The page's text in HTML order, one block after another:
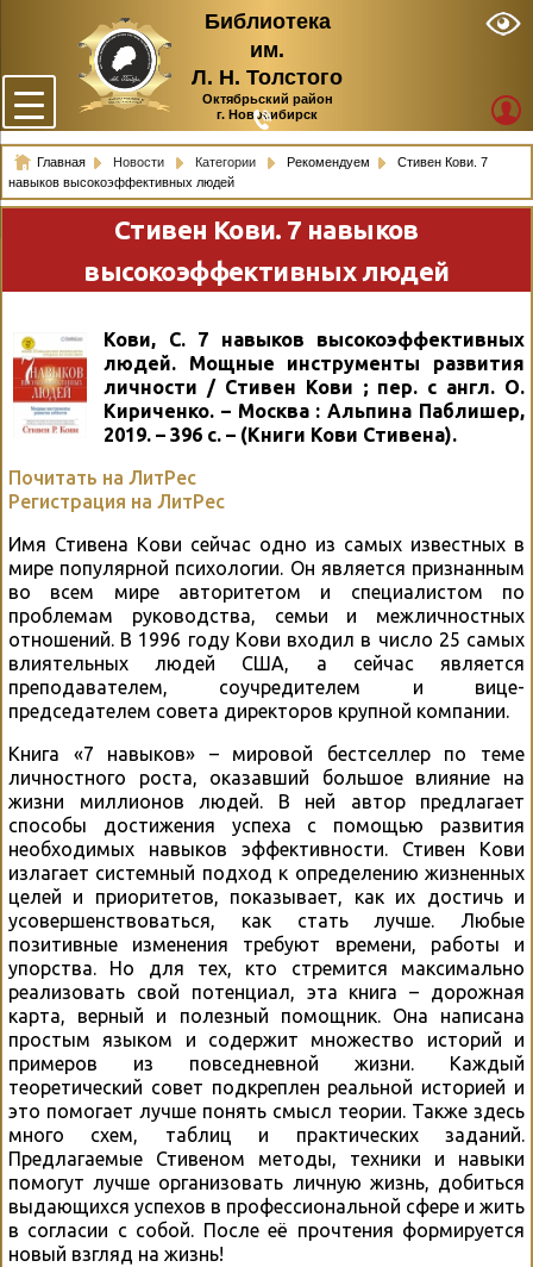
Библиотека
им.
Л. Н. Толстого
Октябрьский район
г. Новосибирск
Главная Новости Категории Рекомендуем
Стивен Кови. 7
навыков высокоэффективных людей
Стивен Кови. 7 навыков
высокоэффективных людей
Кови, С. 7 навыков высокоэффективных
людей. Мощные инструменты развития
личности / Стивен Кови ; пер. с англ. О.
Кириченко. – Москва : Альпина Паблишер,
2019. – 396 с. – (Книги Кови Стивена).
Почитать на ЛитРес
Регистрация на ЛитРес
Имя Стивена Кови сейчас одно из самых известных в
мире популярной психологии. Он является признанным
во всем мире авторитетом и специалистом по
проблемам руководства, семьи и межличностных
отношений. В 1996 году Кови входил в число 25 самых
влиятельных людей США, а сейчас является
преподавателем, соучредителем и вице-
председателем совета директоров крупной компании.
Книга «7 навыков» – мировой бестселлер по теме
личностного роста, оказавший большое влияние на
жизни миллионов людей. В ней автор предлагает
способы достижения успеха с помощью развития
необходимых навыков эффективности. Стивен Кови
излагает системный подход к определению жизненных
целей и приоритетов, показывает, как их достичь и
усовершенствоваться, как стать лучше. Любые
позитивные изменения требуют времени, работы и
упорства. Но для тех, кто стремится максимально
реализовать свой потенциал, эта книга – дорожная
карта, верный и полезный помощник. Она написана
простым языком и содержит множество историй и
примеров из повседневной жизни. Каждый
теоретический совет подкреплен реальной историей и
это помогает лучше понять смысл теории. Также здесь
много схем, таблиц и практических заданий.
Предлагаемые Стивеном методы, техники и навыки
помогут лучше организовать личную жизнь, добиться
выдающихся успехов в профессиональной сфере и жить
в согласии с собой. После её прочтения формируется
новый взгляд на жизнь!